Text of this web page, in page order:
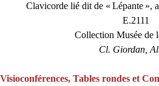
Clavicorde lié dit de « Lépante »,
E.2111
Collection Musée de
Cl. Giordan,
Visioconférences, Tables rondes et